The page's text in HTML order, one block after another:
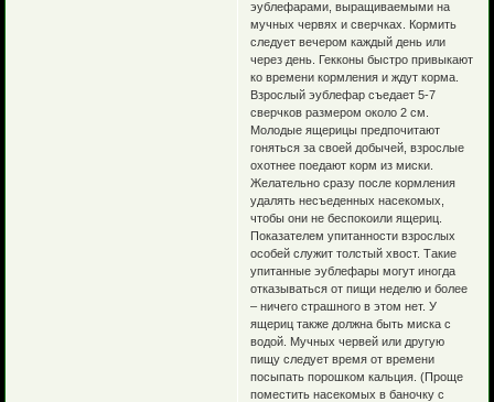
эублефарами, выращиваемыми на
мучных червях и сверчках. Кормить
следует вечером каждый день или
через день. Гекконы быстро привыкают
ко времени кормления и ждут корма.
Взрослый эублефар съедает 5-7
сверчков размером около 2 см.
Молодые ящерицы предпочитают
гоняться за своей добычей, взрослые
охотнее поедают корм из миски.
Желательно сразу после кормления
удалять несъеденных насекомых,
чтобы они не беспокоили ящериц.
Показателем упитанности взрослых
особей служит толстый хвост. Такие
упитанные эублефары могут иногда
отказываться от пищи неделю и более
– ничего страшного в этом нет. У
ящериц также должна быть миска с
водой. Мучных червей или другую
пищу следует время от времени
посыпать порошком кальция. (Проще
поместить насекомых в баночку с